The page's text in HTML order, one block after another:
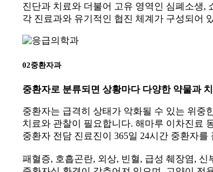
진단과 치료와 더불어 고유 영역인 심폐소생,
각 진료과와 유기적인 협진 체계가 구성되어
02중환자과
중환자로 분류되면 상황마다 다양한 약물과
중환자는 급격히 상태가 악화될 수 있는 위중
치료와 관찰이 필요합니다. 해마루 이차진료
중환자 전담 진료진이 365일 24시간 중환자를
패혈증, 호흡곤란, 외상, 빈혈, 급성 췌장염,